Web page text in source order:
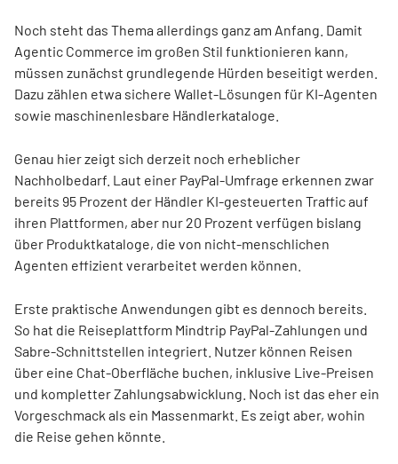
Noch steht das Thema allerdings ganz am Anfang. Damit
Agentic Commerce im großen Stil funktionieren kann,
müssen zunächst grundlegende Hürden beseitigt werden.
Dazu zählen etwa sichere Wallet-Lösungen für KI-Agenten
sowie maschinenlesbare Händlerkataloge.
Genau hier zeigt sich derzeit noch erheblicher
Nachholbedarf. Laut einer PayPal-Umfrage erkennen zwar
bereits 95 Prozent der Händler KI-gesteuerten Traffic auf
ihren Plattformen, aber nur 20 Prozent verfügen bislang
über Produktkataloge, die von nicht-menschlichen
Agenten effizient verarbeitet werden können.
Erste praktische Anwendungen gibt es dennoch bereits.
So hat die Reiseplattform Mindtrip PayPal-Zahlungen und
Sabre-Schnittstellen integriert. Nutzer können Reisen
über eine Chat-Oberfläche buchen, inklusive Live-Preisen
und kompletter Zahlungsabwicklung. Noch ist das eher ein
Vorgeschmack als ein Massenmarkt. Es zeigt aber, wohin
die Reise gehen könnte.